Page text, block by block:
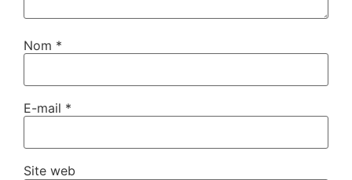
Nom *
E-mail *
Site web